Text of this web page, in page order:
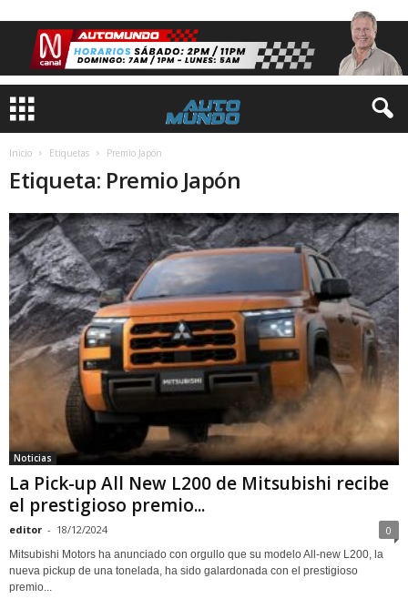
Inicio Etiquetas Premio Japón
Etiqueta: Premio Japón
Noticias
La Pick-up All New L200 de Mitsubishi recibe
el prestigioso premio...
editor - 18/12/2024 0
Mitsubishi Motors ha anunciado con orgullo que su modelo All-new L200, la
nueva pickup de una tonelada, ha sido galardonada con el prestigioso
premio...